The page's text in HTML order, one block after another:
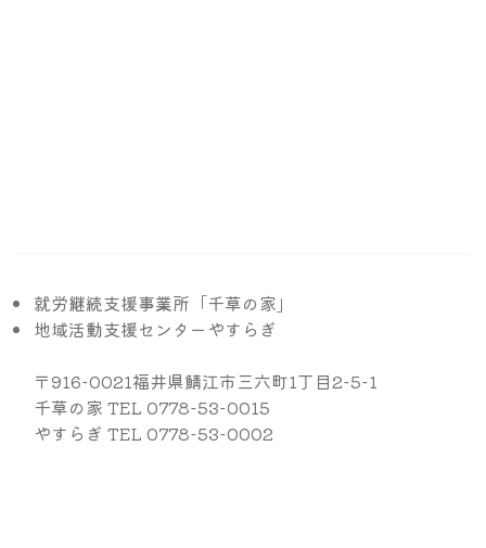
就労継続支援事業所「千草の家」
地域活動支援センターやすらぎ
〒916-0021福井県鯖江市三六町1丁目2-5-1
千草の家 TEL 0778-53-0015
やすらぎ TEL 0778-53-0002